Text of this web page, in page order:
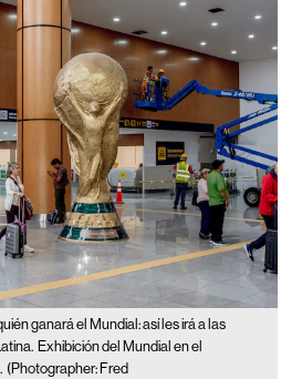
ganará el Mundial: así les irá a las
Exhibición del Mundial en el
(Photographer: Fred